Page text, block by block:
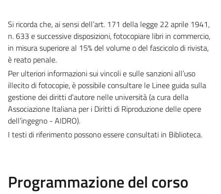
Si ricorda che, ai sensi dell’art. 171 della legge 22 aprile 1941,
n. 633 e successive disposizioni, fotocopiare libri in commercio,
in misura superiore al 15% del volume o del fascicolo di rivista,
è reato penale.
Per ulteriori informazioni sui vincoli e sulle sanzioni all’uso
illecito di fotocopie, è possibile consultare le Linee guida sulla
gestione dei diritti d’autore nelle università (a cura della
Associazione Italiana per i Diritti di Riproduzione delle opere
dell’ingegno - AIDRO).
I testi di riferimento possono essere consultati in Biblioteca.
Programmazione del corso